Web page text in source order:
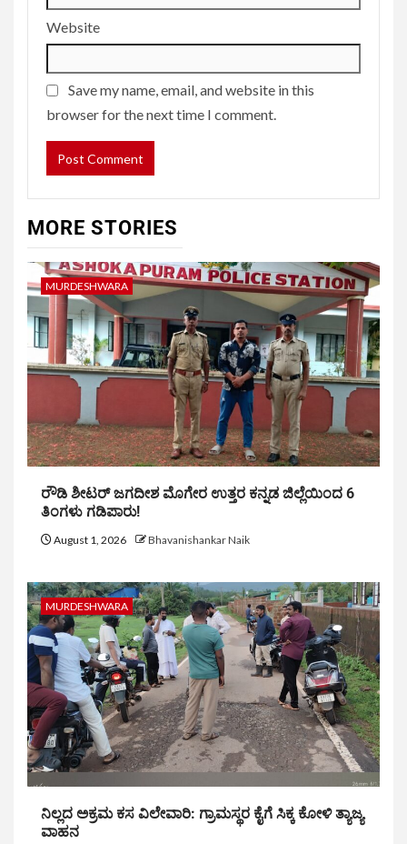
Website
Save my name, email, and website in this
browser for the next time I comment.
MORE STORIES
MURDESHWARA
ರೌಡಿ ಶೀಟರ್ ಜಗದೀಶ ಮೊಗೇರ ಉತ್ತರ ಕನ್ನಡ ಜಿಲ್ಲೆಯಿಂದ 6
ತಿಂಗಳು ಗಡಿಪಾರು!
August 1, 2026 Bhavanishankar Naik
MURDESHWARA
ನಿಲ್ಲದ ಅಕ್ರಮ ಕಸ ವಿಲೇವಾರಿ: ಗ್ರಾಮಸ್ಥರ ಕೈಗೆ ಸಿಕ್ಕ ಕೋಳಿ ತ್ಯಾಜ್ಯ
ವಾಹನ